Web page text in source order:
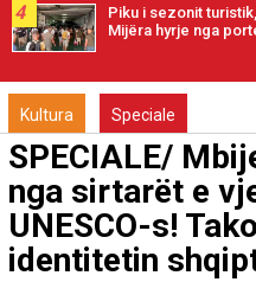
4
Piku i sezonit
Mijëra hyrje nga
Kultura Speciale
SPECIALE/
nga sirtarët e
UNESCO-s!
identitetin